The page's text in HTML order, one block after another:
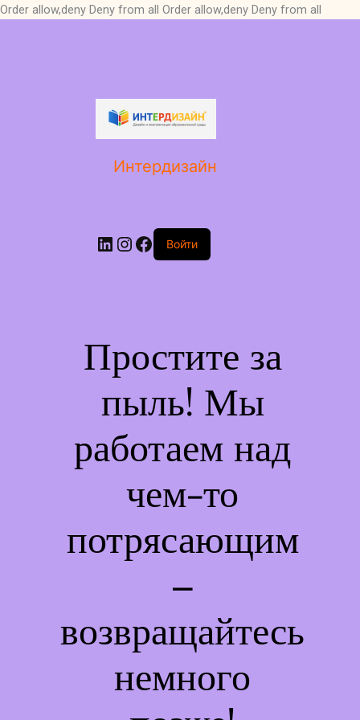
Order allow,deny Deny from all Order allow,deny Deny from all
Интердизайн
LinkedIn
Instagram
Facebook
Войти
Простите за
пыль! Мы
работаем над
чем-то
потрясающим
–
возвращайтесь
немного